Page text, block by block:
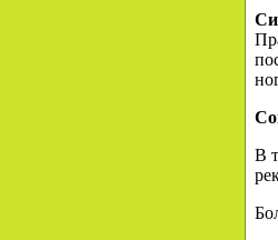
В